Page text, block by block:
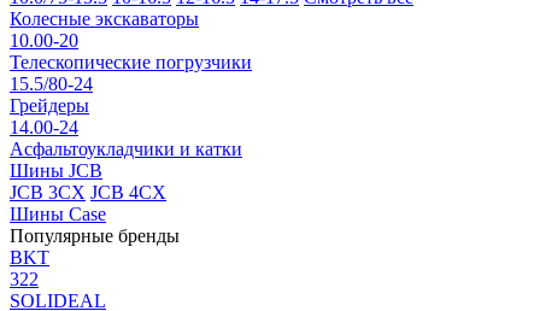
Колесные экскаваторы
10.00-20
Телескопические погрузчики
15.5/80-24
Грейдеры
14.00-24
Асфальтоукладчики и катки
Шины JCB
JCB 3CX JCB 4CX
Шины Case
Популярные бренды
BKT
322
SOLIDEAL